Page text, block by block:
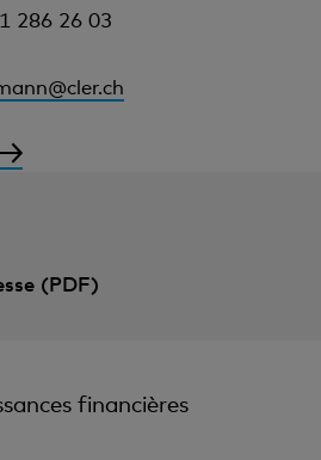
286 26 03
(PDF)
financières